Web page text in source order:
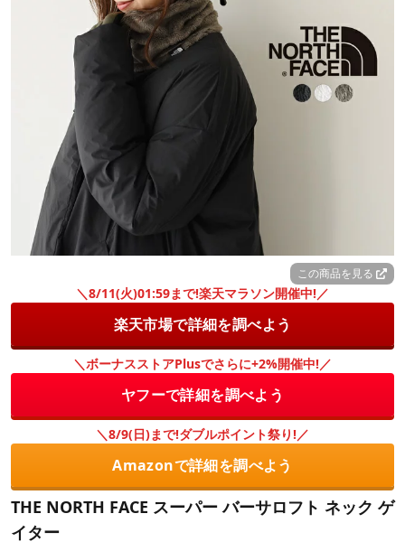
この商品を見る
＼8/11(火)01:59まで!楽天マラソン開催中!／
楽天市場で詳細を調べよう
＼ボーナスストアPlusでさらに+2%開催中!／
ヤフーで詳細を調べよう
＼8/9(日)まで!ダブルポイント祭り!／
Amazonで詳細を調べよう
THE NORTH FACE スーパー バーサロフト ネック ゲ
イター